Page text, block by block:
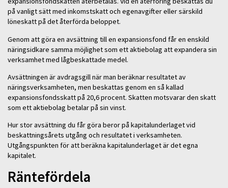
på vanligt sätt med inkomstskatt och egenavgifter eller särskild
löneskatt på det återförda beloppet.
Genom att göra en avsättning till en expansionsfond får en enskild
näringsidkare samma möjlighet som ett aktiebolag att expandera sin
verksamhet med lågbeskattade medel.
Avsättningen är avdragsgill när man beräknar resultatet av
näringsverksamheten, men beskattas genom en så kallad
expansionsfondsskatt på 20,6 procent. Skatten motsvarar den skatt
som ett aktiebolag betalar på sin vinst.
Hur stor avsättning du får göra beror på kapitalunderlaget vid
beskattningsårets utgång och resultatet i verksamheten.
Utgångspunkten för att beräkna kapitalunderlaget är det egna
kapitalet.
Räntefördela